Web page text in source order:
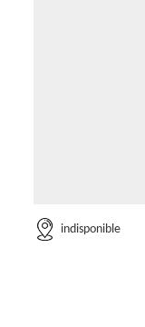
indisponible